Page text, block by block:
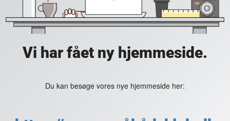
Vi har fået ny hjemmeside.
Du kan besøge vores nye hjemmeside her: